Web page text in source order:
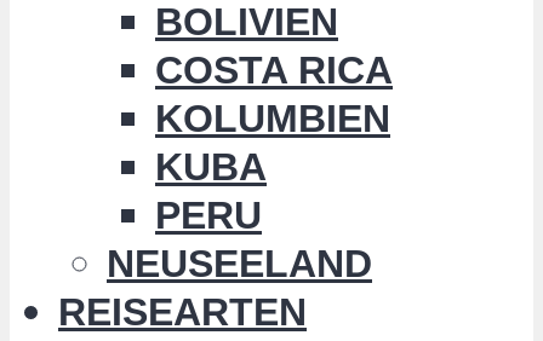
BOLIVIEN
COSTA RICA
KOLUMBIEN
KUBA
PERU
NEUSEELAND
REISEARTEN